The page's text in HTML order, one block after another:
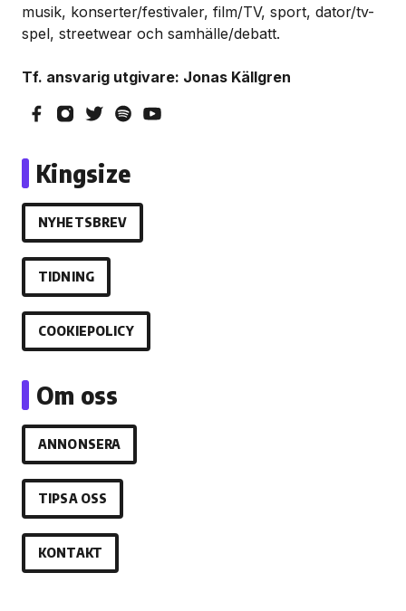
musik, konserter/festivaler, film/TV, sport, dator/tv-
spel, streetwear och samhälle/debatt.
Tf. ansvarig utgivare: Jonas Källgren
Kingsize
NYHETSBREV
TIDNING
COOKIEPOLICY
Om oss
ANNONSERA
TIPSA OSS
KONTAKT